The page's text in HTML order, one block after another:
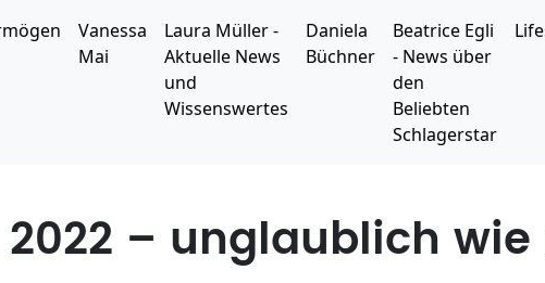
Vanessa
Mai
Laura Müller -
Aktuelle News
und
Wissenswertes
Daniela
Büchner
Beatrice Egli
- News über
den
Beliebten
Schlagerstar
– unglaublich